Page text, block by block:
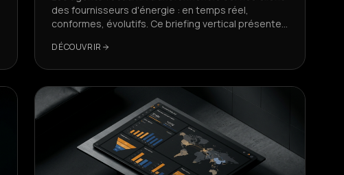
des fournisseurs d'énergie : en temps réel,
conformes, évolutifs. Ce briefing vertical présente
explique pourquoi DeepAgent est la référence.
DÉCOUVRIR